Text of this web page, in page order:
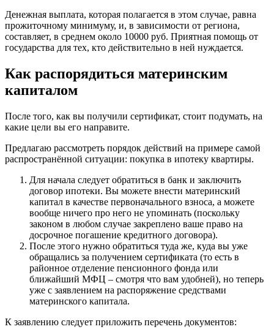
Денежная выплата, которая полагается в этом случае, равна
прожиточному минимуму, и, в зависимости от региона,
составляет, в среднем около 10000 руб. Приятная помощь от
государства для тех, кто действительно в ней нуждается.
Как распорядиться материнским
капиталом
После того, как вы получили сертификат, стоит подумать, на
какие цели вы его направите.
Предлагаю рассмотреть порядок действий на примере самой
распространённой ситуации: покупка в ипотеку квартиры.
Для начала следует обратиться в банк и заключить
договор ипотеки. Вы можете внести материнский
капитал в качестве первоначального взноса, а можете
вообще ничего про него не упоминать (поскольку
законом в любом случае закреплено ваше право на
досрочное погашение кредитного договора).
После этого нужно обратиться туда же, куда вы уже
обращались за получением сертификата (то есть в
районное отделение пенсионного фонда или
ближайший МФЦ – смотря что вам удобней), но теперь
уже с заявлением на распоряжение средствами
материнского капитала.
К заявлению следует приложить перечень документов: